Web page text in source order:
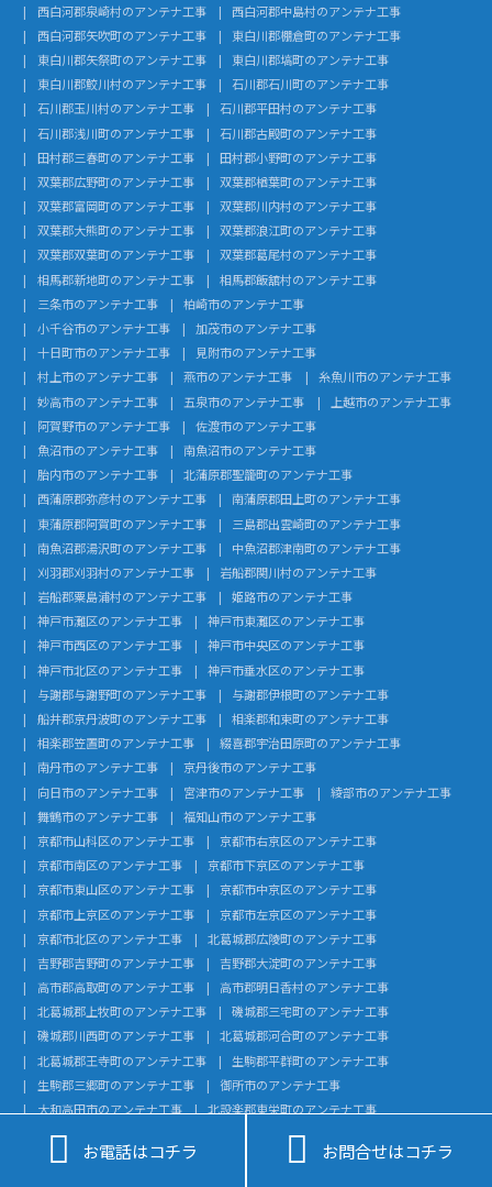
西白河郡泉崎村のアンテナ工事
西白河郡中島村のアンテナ工事
西白河郡矢吹町のアンテナ工事
東白川郡棚倉町のアンテナ工事
東白川郡矢祭町のアンテナ工事
東白川郡塙町のアンテナ工事
東白川郡鮫川村のアンテナ工事
石川郡石川町のアンテナ工事
石川郡玉川村のアンテナ工事
石川郡平田村のアンテナ工事
石川郡浅川町のアンテナ工事
石川郡古殿町のアンテナ工事
田村郡三春町のアンテナ工事
田村郡小野町のアンテナ工事
双葉郡広野町のアンテナ工事
双葉郡楢葉町のアンテナ工事
双葉郡富岡町のアンテナ工事
双葉郡川内村のアンテナ工事
双葉郡大熊町のアンテナ工事
双葉郡浪江町のアンテナ工事
双葉郡双葉町のアンテナ工事
双葉郡葛尾村のアンテナ工事
相馬郡新地町のアンテナ工事
相馬郡飯舘村のアンテナ工事
三条市のアンテナ工事
柏崎市のアンテナ工事
小千谷市のアンテナ工事
加茂市のアンテナ工事
十日町市のアンテナ工事
見附市のアンテナ工事
村上市のアンテナ工事
燕市のアンテナ工事
糸魚川市のアンテナ工事
妙高市のアンテナ工事
五泉市のアンテナ工事
上越市のアンテナ工事
阿賀野市のアンテナ工事
佐渡市のアンテナ工事
魚沼市のアンテナ工事
南魚沼市のアンテナ工事
胎内市のアンテナ工事
北蒲原郡聖籠町のアンテナ工事
西蒲原郡弥彦村のアンテナ工事
南蒲原郡田上町のアンテナ工事
東蒲原郡阿賀町のアンテナ工事
三島郡出雲崎町のアンテナ工事
南魚沼郡湯沢町のアンテナ工事
中魚沼郡津南町のアンテナ工事
刈羽郡刈羽村のアンテナ工事
岩船郡関川村のアンテナ工事
岩船郡粟島浦村のアンテナ工事
姫路市のアンテナ工事
神戸市灘区のアンテナ工事
神戸市東灘区のアンテナ工事
神戸市西区のアンテナ工事
神戸市中央区のアンテナ工事
神戸市北区のアンテナ工事
神戸市垂水区のアンテナ工事
与謝郡与謝野町のアンテナ工事
与謝郡伊根町のアンテナ工事
船井郡京丹波町のアンテナ工事
相楽郡和束町のアンテナ工事
相楽郡笠置町のアンテナ工事
綴喜郡宇治田原町のアンテナ工事
南丹市のアンテナ工事
京丹後市のアンテナ工事
向日市のアンテナ工事
宮津市のアンテナ工事
綾部市のアンテナ工事
舞鶴市のアンテナ工事
福知山市のアンテナ工事
京都市山科区のアンテナ工事
京都市右京区のアンテナ工事
京都市南区のアンテナ工事
京都市下京区のアンテナ工事
京都市東山区のアンテナ工事
京都市中京区のアンテナ工事
京都市上京区のアンテナ工事
京都市左京区のアンテナ工事
京都市北区のアンテナ工事
北葛城郡広陵町のアンテナ工事
吉野郡吉野町のアンテナ工事
吉野郡大淀町のアンテナ工事
高市郡高取町のアンテナ工事
高市郡明日香村のアンテナ工事
北葛城郡上牧町のアンテナ工事
磯城郡三宅町のアンテナ工事
磯城郡川西町のアンテナ工事
北葛城郡河合町のアンテナ工事
北葛城郡王寺町のアンテナ工事
生駒郡平群町のアンテナ工事
生駒郡三郷町のアンテナ工事
御所市のアンテナ工事
大和高田市のアンテナ工事
北設楽郡東栄町のアンテナ工事
北設楽郡設楽町のアンテナ工事
額田郡幸田町のアンテナ工事
知多郡武豊町のアンテナ工事
知多郡美浜町のアンテナ工事
 お電話はコチラ  お問合せはコチラ